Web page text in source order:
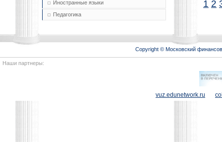
Иностранные языки
Педагогика
1 2
Copyright © Московский
Наши партнеры:
vuz.edunetwork.ru